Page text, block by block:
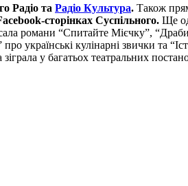
Радіо та Радіо Культура. Також
сторінках Суспільного. Ще
романи “Спитайте Мієчку”,
українські кулінарні звички та
у багатьох театральних